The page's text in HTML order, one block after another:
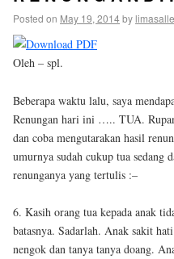
Posted on May 19, 2014by limasalle
Oleh – spl.
Beberapa waktu lalu, saya
Renungan hari ini ….. TUA.
dan coba mengutarakan hasil
umurnya sudah cukup tua
renunganya yang tertulis :–
6. Kasih orang tua kepada anak
batasnya. Sadarlah. Anak sakit
nengok dan tanya tanya doang.